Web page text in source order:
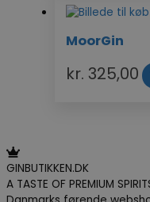
MoorGin
kr. 325,00
GINBUTIKKEN.DK
A TASTE OF PREMIUM